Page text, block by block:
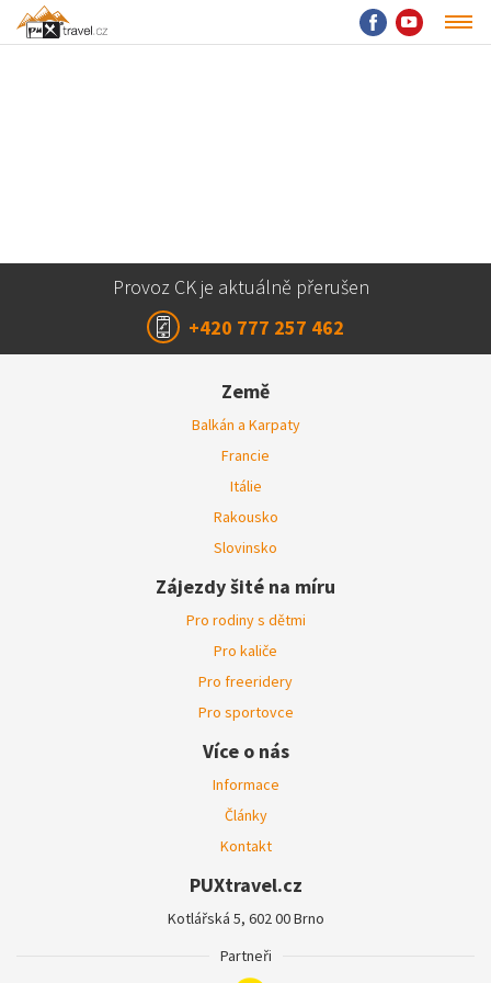
Provoz CK je aktuálně přerušen
+420 777 257 462
Země
Balkán a Karpaty
Francie
Itálie
Rakousko
Slovinsko
Zájezdy šité na míru
Pro rodiny s dětmi
Pro kaliče
Pro freeridery
Pro sportovce
Více o nás
Informace
Články
Kontakt
PUXtravel.cz
Kotlářská 5, 602 00 Brno
Partneři